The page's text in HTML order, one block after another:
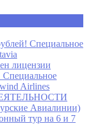
Специальное
лицензии
Airlines
Авиалинии)
тур на 6 и 7